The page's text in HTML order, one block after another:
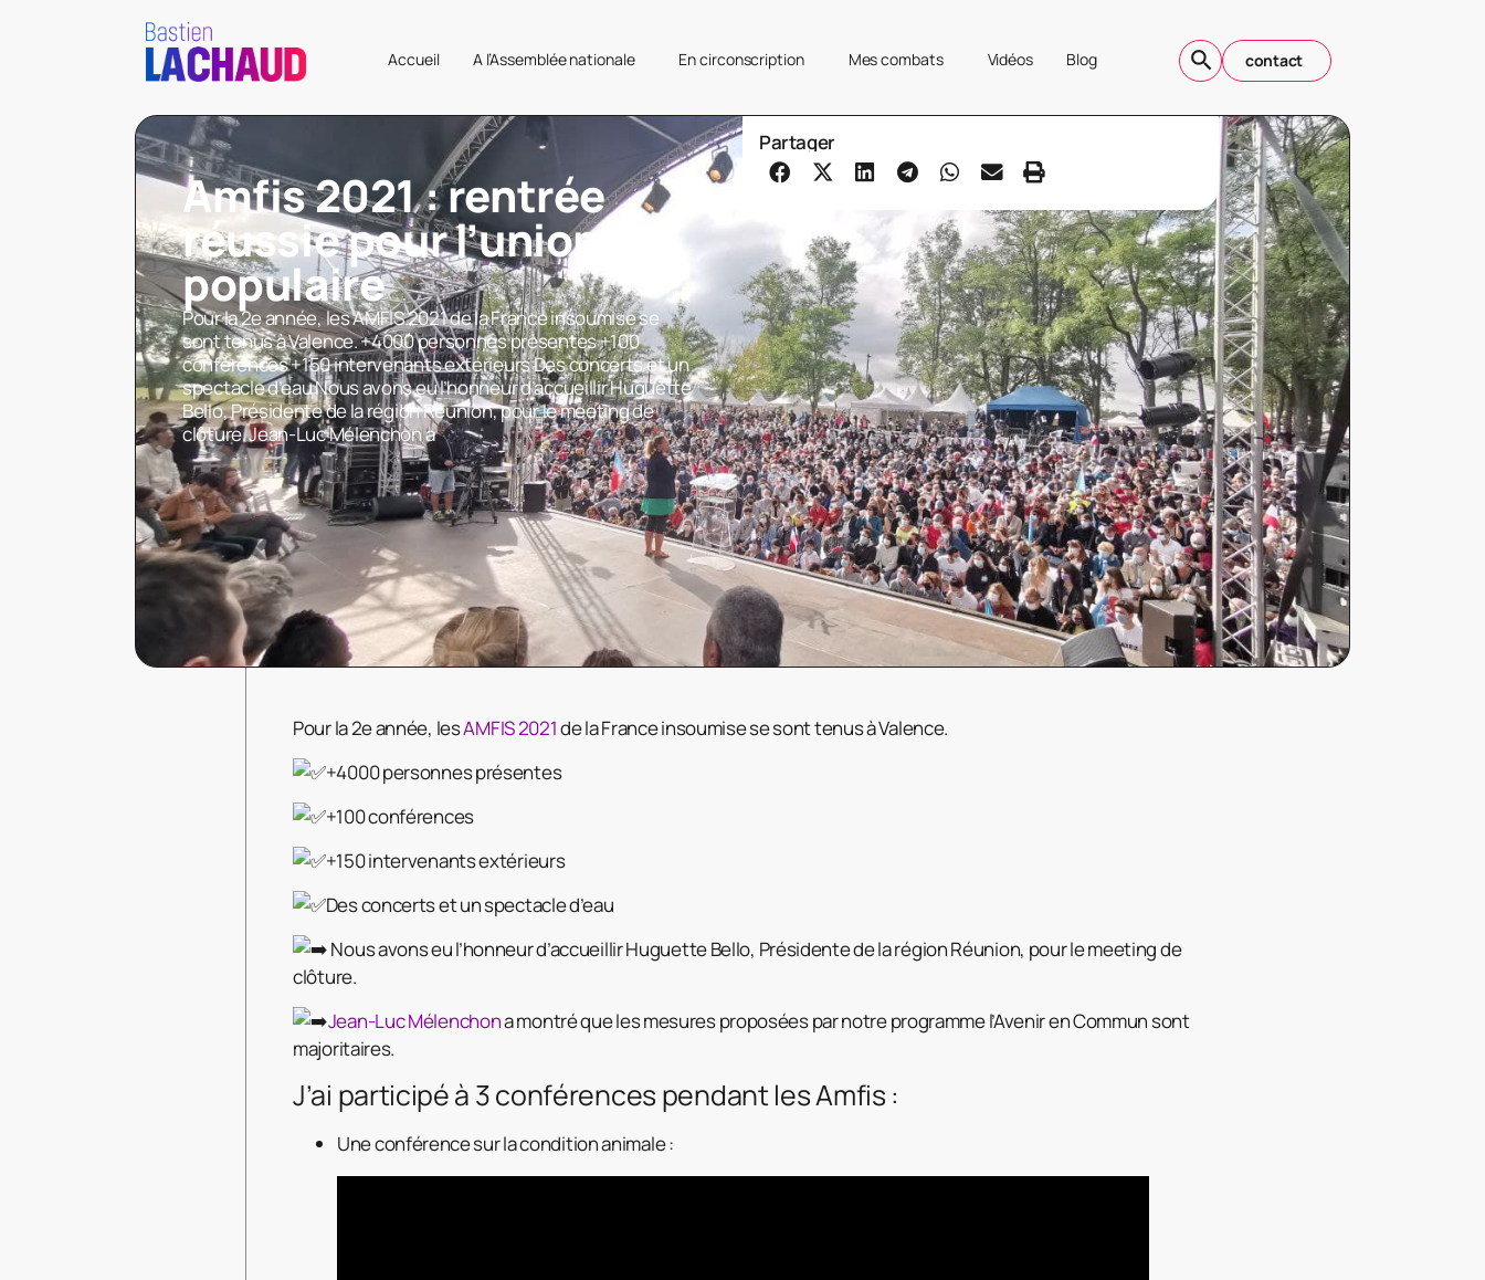
Accueil A l’Assemblée nationale En circonscription Mes combats Vidéos Blog contact
Amfis 2021 : rentrée
réussie pour l’union
populaire
Pour la 2e année, les AMFIS 2021 de la France insoumise se
sont tenus à Valence. +4000 personnes présentes +100
conférences +150 intervenants extérieurs Des concerts et un
spectacle d’eau Nous avons eu l’honneur d’accueillir Huguette
Bello, Présidente de la région Réunion, pour le meeting de
clôture. Jean-Luc Mélenchon a
Partager
Pour la 2e année, lesAMFIS 2021de la France insoumise se sont tenus à Valence.
+4000 personnes présentes
+100 conférences
+150 intervenants extérieurs
Des concerts et un spectacle d’eau
Nous avons eu l’honneur d’accueillir Huguette Bello, Présidente de la région Réunion, pour le meeting de
clôture.
Jean-Luc Mélenchona montré que les mesures proposées par notre programme l’Avenir en Commun sont
majoritaires.
J’ai participé à 3 conférences pendant les Amfis :
Une conférence sur la condition animale :